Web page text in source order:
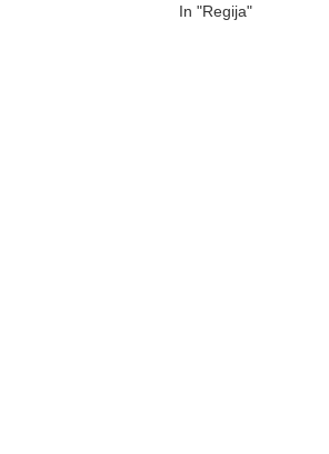
In "Regija"